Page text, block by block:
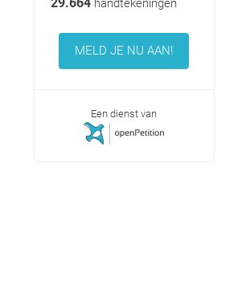
handtekeningen
MELD JE NU AAN!
Een dienst van